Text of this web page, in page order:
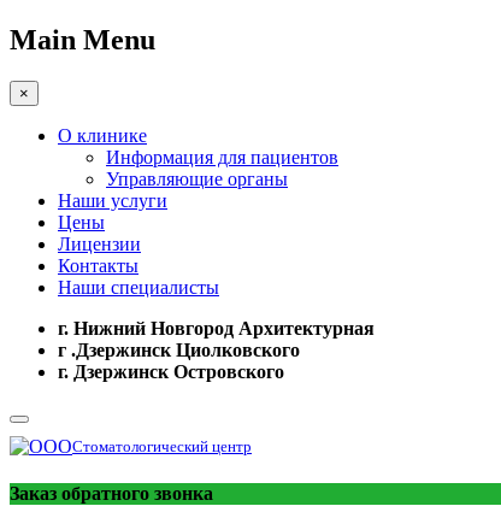
Main Menu
×
О клинике
Информация для пациентов
Управляющие органы
Наши услуги
Цены
Лицензии
Контакты
Наши специалисты
г. Нижний Новгород Архитектурная
г .Дзержинск Циолковского
г. Дзержинск Островского
Стоматологический центр
Заказ обратного звонка